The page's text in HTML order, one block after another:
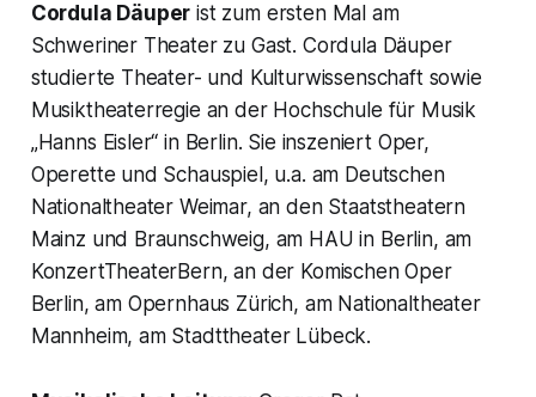
Cordula Däuper ist zum ersten Mal am
Schweriner Theater zu Gast. Cordula Däuper
studierte Theater- und Kulturwissenschaft sowie
Musiktheaterregie an der Hochschule für Musik
„Hanns Eisler“ in Berlin. Sie inszeniert Oper,
Operette und Schauspiel, u.a. am Deutschen
Nationaltheater Weimar, an den Staatstheatern
Mainz und Braunschweig, am HAU in Berlin, am
KonzertTheaterBern, an der Komischen Oper
Berlin, am Opernhaus Zürich, am Nationaltheater
Mannheim, am Stadttheater Lübeck.